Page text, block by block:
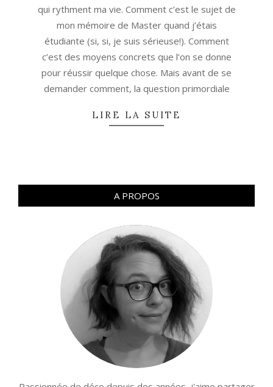
qui rythment ma vie. Comment c’est le sujet de
mon mémoire de Master quand j’étais
étudiante (si, si, je suis sérieuse!). Comment
c’est des moyens concrets que l’on se donne
pour réussir quelque chose. Mais avant de se
demander comment, la question primordiale
LIRE LA SUITE
A PROPOS